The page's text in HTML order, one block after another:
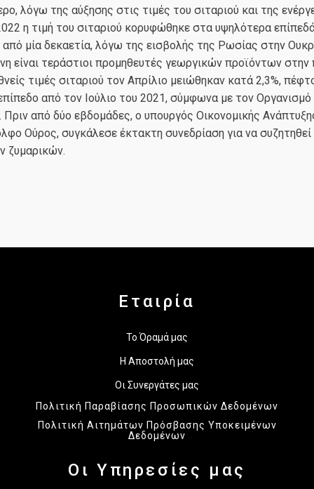
λόγω της αύξησης στις τιμές του σιταριού και της
η τιμή του σιταριού κορυφώθηκε στα υψηλότερα
μία δεκαετία, λόγω της εισβολής της Ρωσίας στην
είναι τεράστιοι προμηθευτές γεωργικών προϊόντων στην
τιμές σιταριού τον Απρίλιο μειώθηκαν κατά 2,3%,
από τον Ιούλιο του 2021, σύμφωνα με τον
Πριν από δύο εβδομάδες, ο υπουργός Οικονομικής
Ούρος, συγκάλεσε έκτακτη συνεδρίαση για να
ζυμαρικών.
Εταιρία
Το Όραμά μας
Η Αποστολή μας
Οι Συνεργάτες μας
Πολιτική Παραβίασης Προσωπικών Δεδομένων
Πολιτική Αιτημάτων Πρόσβασης Υποκειμένων
Δεδομένων
Οι Υπηρεσίες μας